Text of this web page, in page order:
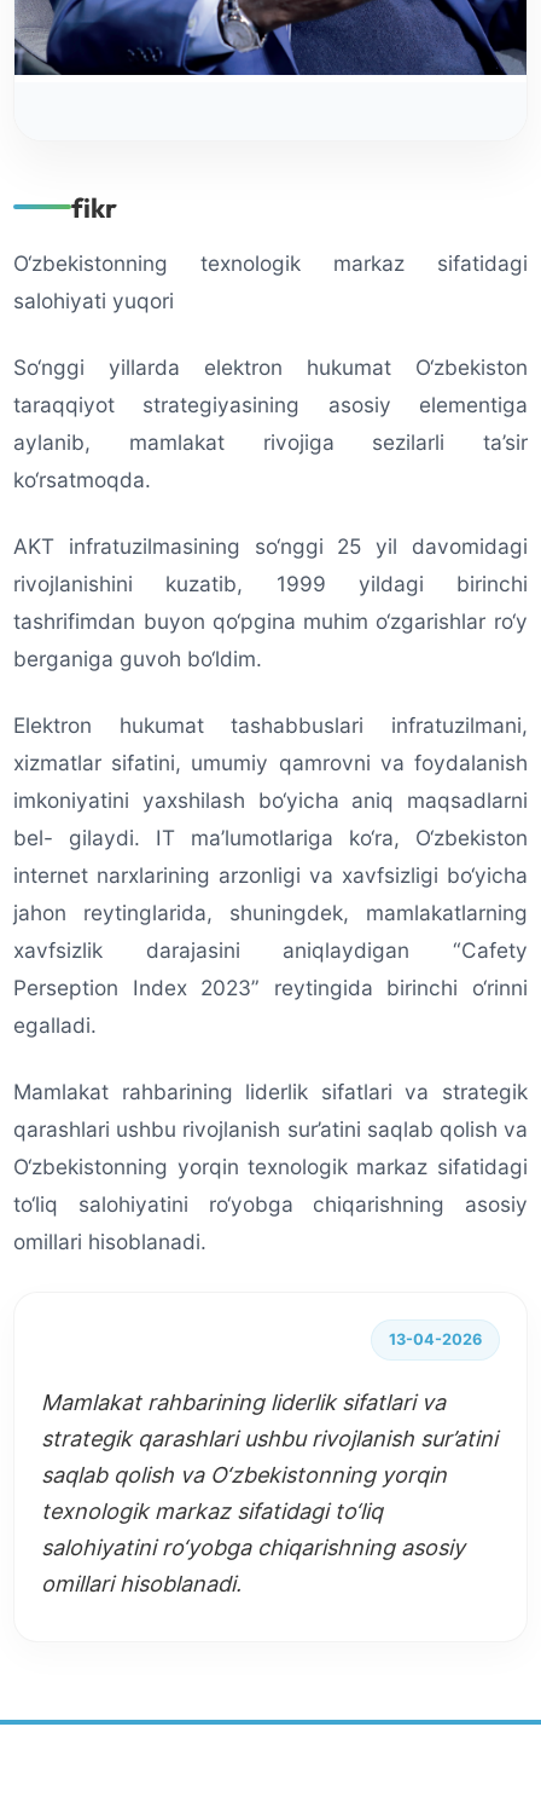
fikr
O‘zbekistonning texnologik markaz sifatidagi
salohiyati yuqori
So‘nggi yillarda elektron hukumat O‘zbekiston
taraqqiyot strategiyasining asosiy elementiga
aylanib, mamlakat rivojiga sezilarli ta’sir
ko‘rsatmoqda.
AKT infratuzilmasining so‘nggi 25 yil davomidagi
rivojlanishini kuzatib, 1999 yildagi birinchi
tashrifimdan buyon qo‘pgina muhim o‘zgarishlar ro‘y
berganiga guvoh bo‘ldim.
Elektron hukumat tashabbuslari infratuzilmani,
xizmatlar sifatini, umumiy qamrovni va foydalanish
imkoniyatini yaxshilash bo‘yicha aniq maqsadlarni
bel- gilaydi. IT ma’lumotlariga ko‘ra, O‘zbekiston
internet narxlarining arzonligi va xavfsizligi bo‘yicha
jahon reytinglarida, shuningdek, mamlakatlarning
xavfsizlik darajasini aniqlaydigan “Cafety
Perseption Index 2023” reytingida birinchi o‘rinni
egalladi.
Mamlakat rahbarining liderlik sifatlari va strategik
qarashlari ushbu rivojlanish sur’atini saqlab qolish va
O‘zbekistonning yorqin texnologik markaz sifatidagi
to‘liq salohiyatini ro‘yobga chiqarishning asosiy
omillari hisoblanadi.
13-04-2026
Mamlakat rahbarining liderlik sifatlari va
strategik qarashlari ushbu rivojlanish sur’atini
saqlab qolish va O‘zbekistonning yorqin
texnologik markaz sifatidagi to‘liq
salohiyatini ro‘yobga chiqarishning asosiy
omillari hisoblanadi.